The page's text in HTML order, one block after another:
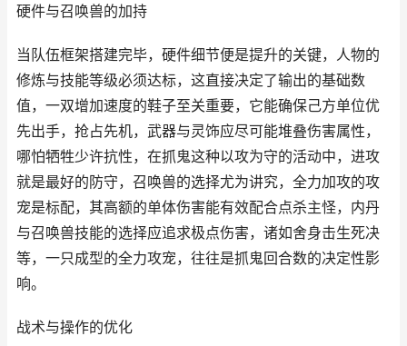
硬件与召唤兽的加持
当队伍框架搭建完毕，硬件细节便是提升的关键，人物的
修炼与技能等级必须达标，这直接决定了输出的基础数
值，一双增加速度的鞋子至关重要，它能确保己方单位优
先出手，抢占先机，武器与灵饰应尽可能堆叠伤害属性，
哪怕牺牲少许抗性，在抓鬼这种以攻为守的活动中，进攻
就是最好的防守，召唤兽的选择尤为讲究，全力加攻的攻
宠是标配，其高额的单体伤害能有效配合点杀主怪，内丹
与召唤兽技能的选择应追求极点伤害，诸如舍身击生死决
等，一只成型的全力攻宠，往往是抓鬼回合数的决定性影
响。
战术与操作的优化